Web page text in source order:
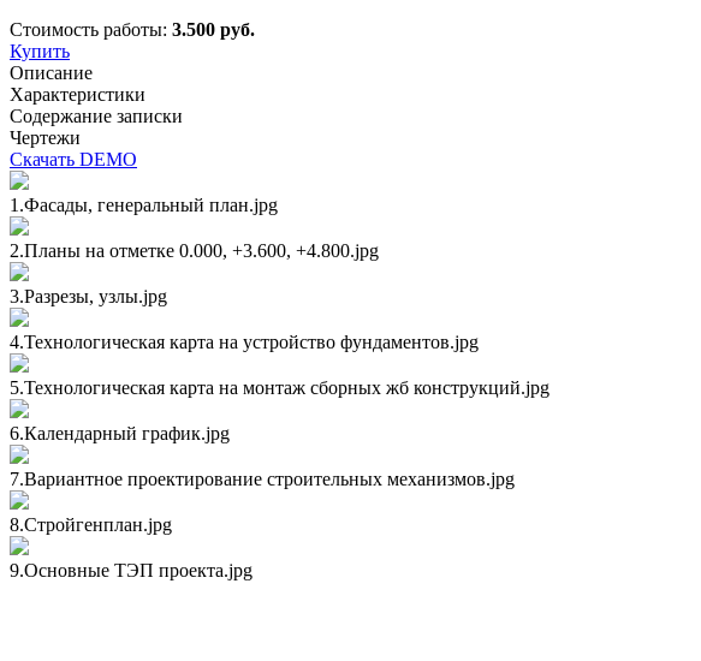
Стоимость работы: 3.500 руб.
Купить
Описание
Характеристики
Содержание записки
Чертежи
Скачать DEMO
1.Фасады, генеральный план.jpg
2.Планы на отметке 0.000, +3.600, +4.800.jpg
3.Разрезы, узлы.jpg
4.Технологическая карта на устройство фундаментов.jpg
5.Технологическая карта на монтаж сборных жб конструкций.jpg
6.Календарный график.jpg
7.Вариантное проектирование строительных механизмов.jpg
8.Стройгенплан.jpg
9.Основные ТЭП проекта.jpg